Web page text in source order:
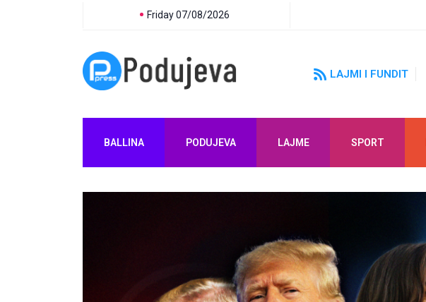
Friday 07/08/2026
LAJMI I FUNDIT
BALLINA PODUJEVA LAJME SPORT